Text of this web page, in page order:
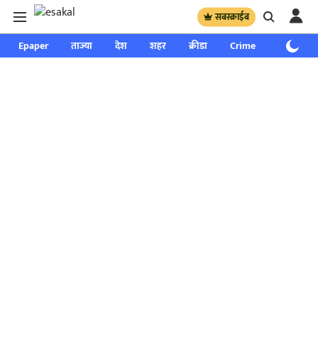
सबस्क्राईब
Epaper ताज्या देश शहर क्रीडा Crime साप्ताहिक